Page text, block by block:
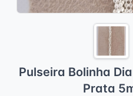
Pulseira Bolinha
Prata